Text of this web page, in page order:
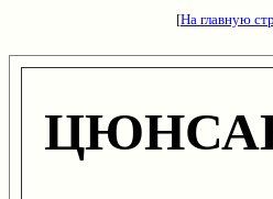
[На главную